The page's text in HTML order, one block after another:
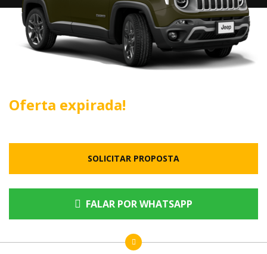
Oferta expirada!
SOLICITAR PROPOSTA
FALAR POR WHATSAPP